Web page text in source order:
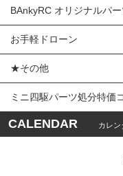
BAnkyRC オリジナルパー
お手軽ドローン
★その他
ミニ四駆パーツ処分特価
CALENDAR カレン